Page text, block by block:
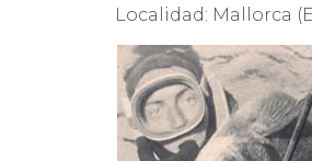
Localidad: Mallorca